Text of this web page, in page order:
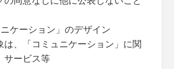
ニケーション」のデザイン
、「コミュニケーション」に関
サービス等